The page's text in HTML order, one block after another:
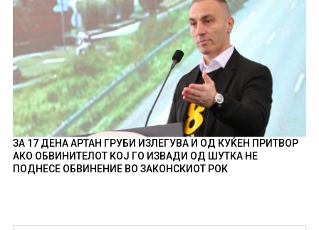
ЗА 17 ДЕНА АРТАН ГРУБИ ИЗЛЕГУВА И ОД КУЌЕН ПРИТВОР
АКО ОБВИНИТЕЛОТ КОЈ ГО ИЗВАДИ ОД ШУТКА НЕ
ПОДНЕСЕ ОБВИНЕНИЕ ВО ЗАКОНСКИОТ РОК